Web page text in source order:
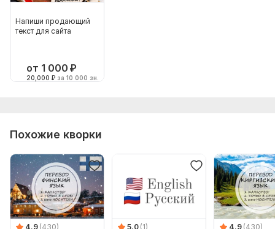
Напиши продающий
текст для сайта
от 1 000 ₽
20,000 ₽ за 10 000 зн.
Похожие кворки
4.9 (430) 5.0 (1) 4.9 (430)